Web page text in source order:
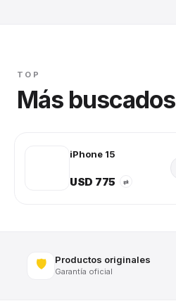
TOP
Más buscados
iPhone 15
USD 775 ⇄
🛡️ Productos originales
Garantía oficial